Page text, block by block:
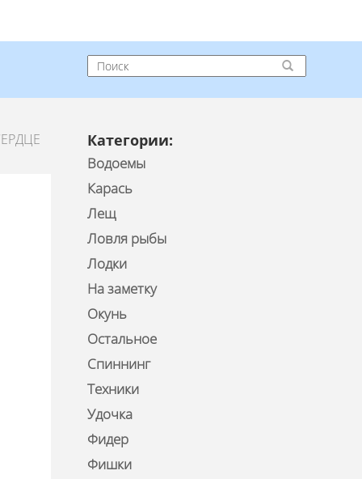
Категории:
Водоемы
Карась
Лещ
Ловля рыбы
Лодки
На заметку
Окунь
Остальное
Спиннинг
Техники
Удочка
Фидер
Фишки